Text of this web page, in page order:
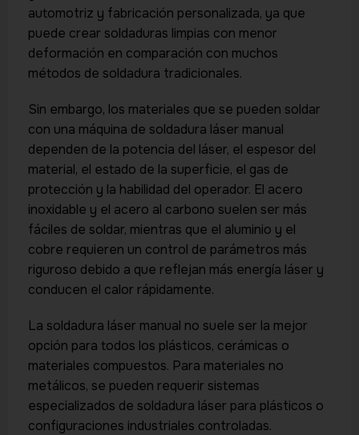
automotriz y fabricación personalizada, ya que
puede crear soldaduras limpias con menor
deformación en comparación con muchos
métodos de soldadura tradicionales.
Sin embargo, los materiales que se pueden soldar
con una máquina de soldadura láser manual
dependen de la potencia del láser, el espesor del
material, el estado de la superficie, el gas de
protección y la habilidad del operador. El acero
inoxidable y el acero al carbono suelen ser más
fáciles de soldar, mientras que el aluminio y el
cobre requieren un control de parámetros más
riguroso debido a que reflejan más energía láser y
conducen el calor rápidamente.
La soldadura láser manual no suele ser la mejor
opción para todos los plásticos, cerámicas o
materiales compuestos. Para materiales no
metálicos, se pueden requerir sistemas
especializados de soldadura láser para plásticos o
configuraciones industriales controladas.